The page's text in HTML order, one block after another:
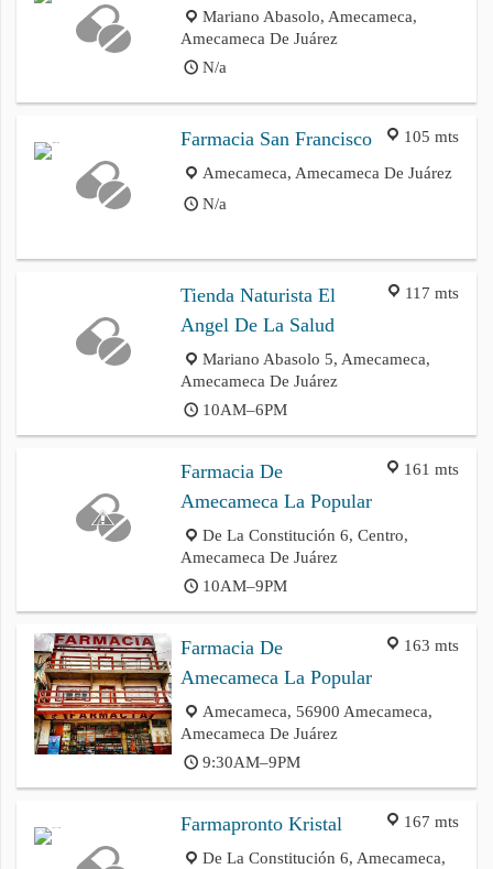
Mariano Abasolo, Amecameca,
Amecameca De Juárez
N/a
105 mts
Farmacia San Francisco
Amecameca, Amecameca De Juárez
N/a
117 mts
Tienda Naturista El
Angel De La Salud
Mariano Abasolo 5, Amecameca,
Amecameca De Juárez
10AM–6PM
161 mts
Farmacia De
Amecameca La Popular
De La Constitución 6, Centro,
Amecameca De Juárez
10AM–9PM
163 mts
Farmacia De
Amecameca La Popular
Amecameca, 56900 Amecameca,
Amecameca De Juárez
9:30AM–9PM
167 mts
Farmapronto Kristal
De La Constitución 6, Amecameca,